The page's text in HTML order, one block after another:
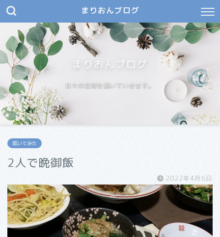
まりおんブログ
まりおんブログ
日々の日常を描いていきます。
呟いてみた
2人で晩御飯
2022年4月6日